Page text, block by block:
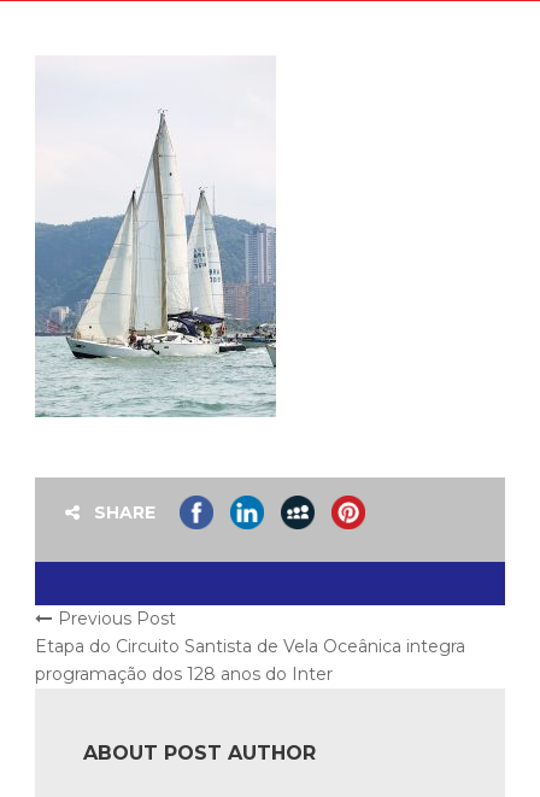
SHARE
Previous Post
Etapa do Circuito Santista de Vela Oceânica integra
programação dos 128 anos do Inter
ABOUT POST AUTHOR